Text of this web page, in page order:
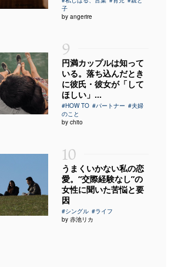
子
by angerire
9
円満カップルは知って
いる。落ち込んだとき
に彼氏・彼女が「して
ほしい」...
#HOW TO #パートナー #夫婦
のこと
by chito
10
うまくいかない私の恋
愛。“交際経験なし”の
女性に聞いた苦悩と要
因
#シングル #ライフ
by 赤池リカ